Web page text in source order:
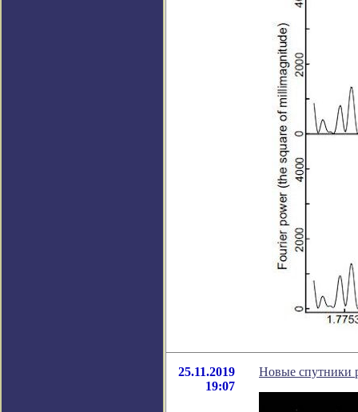
25.11.2019
19:07
Новые спутники